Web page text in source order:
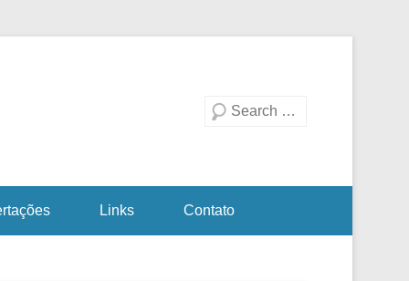
Investigativa
Pesquisa
Links Contato